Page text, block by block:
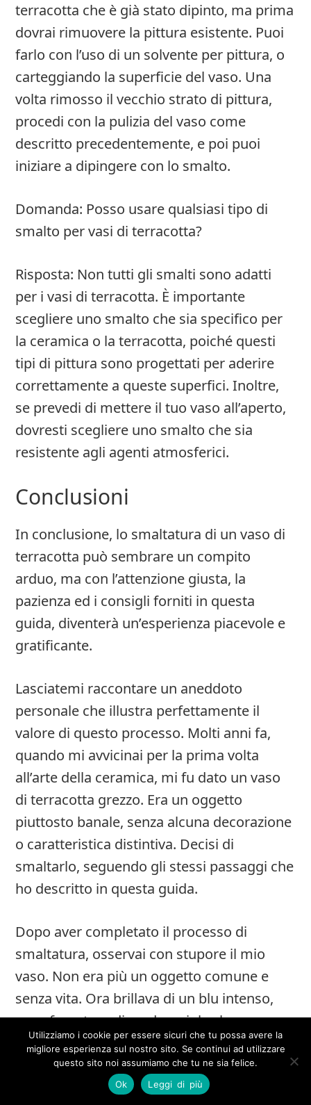
terracotta che è già stato dipinto, ma prima
dovrai rimuovere la pittura esistente. Puoi
farlo con l’uso di un solvente per pittura, o
carteggiando la superficie del vaso. Una
volta rimosso il vecchio strato di pittura,
procedi con la pulizia del vaso come
descritto precedentemente, e poi puoi
iniziare a dipingere con lo smalto.
Domanda: Posso usare qualsiasi tipo di
smalto per vasi di terracotta?
Risposta: Non tutti gli smalti sono adatti
per i vasi di terracotta. È importante
scegliere uno smalto che sia specifico per
la ceramica o la terracotta, poiché questi
tipi di pittura sono progettati per aderire
correttamente a queste superfici. Inoltre,
se prevedi di mettere il tuo vaso all’aperto,
dovresti scegliere uno smalto che sia
resistente agli agenti atmosferici.
Conclusioni
In conclusione, lo smaltatura di un vaso di
terracotta può sembrare un compito
arduo, ma con l’attenzione giusta, la
pazienza ed i consigli forniti in questa
guida, diventerà un’esperienza piacevole e
gratificante.
Lasciatemi raccontare un aneddoto
personale che illustra perfettamente il
valore di questo processo. Molti anni fa,
quando mi avvicinai per la prima volta
all’arte della ceramica, mi fu dato un vaso
di terracotta grezzo. Era un oggetto
piuttosto banale, senza alcuna decorazione
o caratteristica distintiva. Decisi di
smaltarlo, seguendo gli stessi passaggi che
ho descritto in questa guida.
Dopo aver completato il processo di
smaltatura, osservai con stupore il mio
vaso. Non era più un oggetto comune e
senza vita. Ora brillava di un blu intenso,
con sfumature di verde e viola che
catturavano la luce in modo affascinante.
Sembrava quasi che il vaso avesse
acquisito una propria personalità, un
Utilizziamo i cookie per essere sicuri che tu possa avere la
migliore esperienza sul nostro sito. Se continui ad utilizzare
questo sito noi assumiamo che tu ne sia felice.
Ok
Leggi di più